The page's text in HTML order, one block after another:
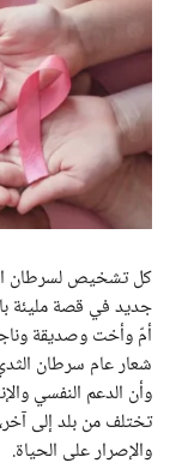
كل تشخيص لسرطان
جديد في قصة مليئة
أمّ وأخت وصديقة
وأن الدعم النفسي
تختلف من بلد إلى
والإصرار على الحياة.